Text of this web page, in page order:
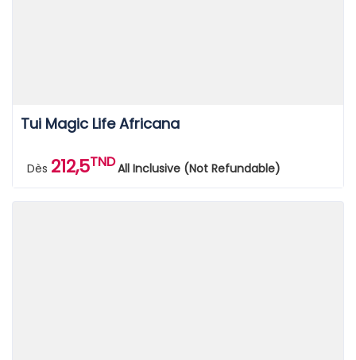
Tui Magic Life Africana
Dès 212,5TNDAll Inclusive (Not Refundable)